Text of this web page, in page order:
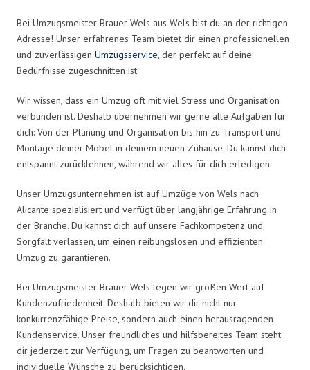
Bei Umzugsmeister Brauer Wels aus Wels bist du an der richtigen
Adresse! Unser erfahrenes Team bietet dir einen professionellen
und zuverlässigen Umzugsservice, der perfekt auf deine
Bedürfnisse zugeschnitten ist.
Wir wissen, dass ein Umzug oft mit viel Stress und Organisation
verbunden ist. Deshalb übernehmen wir gerne alle Aufgaben für
dich: Von der Planung und Organisation bis hin zu Transport und
Montage deiner Möbel in deinem neuen Zuhause. Du kannst dich
entspannt zurücklehnen, während wir alles für dich erledigen.
Unser Umzugsunternehmen ist auf Umzüge von Wels nach
Alicante spezialisiert und verfügt über langjährige Erfahrung in
der Branche. Du kannst dich auf unsere Fachkompetenz und
Sorgfalt verlassen, um einen reibungslosen und effizienten
Umzug zu garantieren.
Bei Umzugsmeister Brauer Wels legen wir großen Wert auf
Kundenzufriedenheit. Deshalb bieten wir dir nicht nur
konkurrenzfähige Preise, sondern auch einen herausragenden
Kundenservice. Unser freundliches und hilfsbereites Team steht
dir jederzeit zur Verfügung, um Fragen zu beantworten und
individuelle Wünsche zu berücksichtigen.